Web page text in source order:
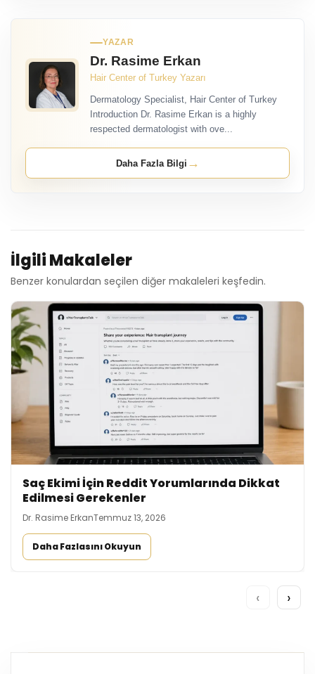
YAZAR
Dr. Rasime Erkan
Hair Center of Turkey Yazarı
Dermatology Specialist, Hair Center of Turkey
Introduction Dr. Rasime Erkan is a highly
respected dermatologist with ove...
Daha Fazla Bilgi →
İlgili Makaleler
Benzer konulardan seçilen diğer makaleleri keşfedin.
Saç Ekimi İçin Reddit Yorumlarında Dikkat
Edilmesi Gerekenler
Dr. Rasime ErkanTemmuz 13, 2026
Daha Fazlasını Okuyun
‹ ›